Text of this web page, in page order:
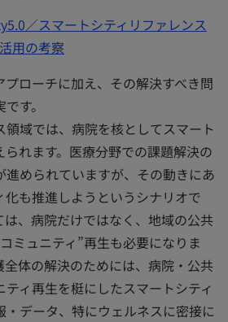
／スマートシティリファレンス
用の考察
ローチに加え、その解決すべき問
す。
領域では、病院を核としてスマート
れます。医療分野での課題解決の
進められていますが、その動きにあ
化も推進しようというシナリオで
は、病院だけではなく、地域の公共
ミュニティ”再生も必要になりま
全体の解決のためには、病院・公共
ィ再生を梃にしたスマートシティ
データ、特にウェルネスに密接に